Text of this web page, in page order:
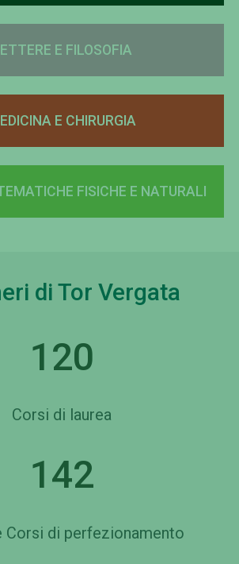
E FILOSOFIA
E CHIRURGIA
FISICHE E NATURALI
di Tor Vergata
120
Corsi di laurea
142
Corsi di perfezionamento